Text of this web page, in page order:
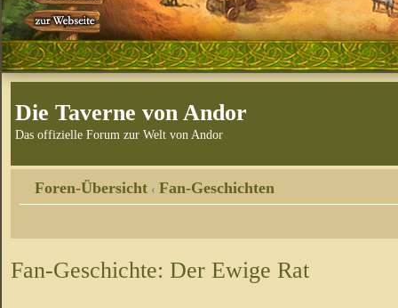
Die Taverne von Andor
Das offizielle Forum zur Welt von Andor
Foren-Übersicht ‹ Fan-Geschichten
Fan-Geschichte: Der Ewige Rat